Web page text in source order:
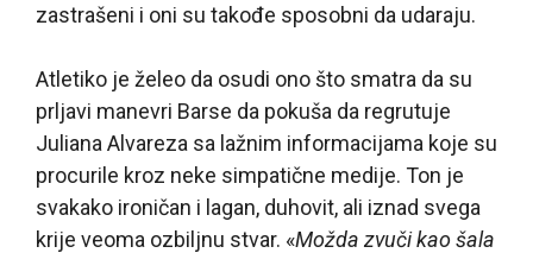
zastrašeni i oni su takođe sposobni da udaraju.
Atletiko je želeo da osudi ono što smatra da su
prljavi manevri Barse da pokuša da regrutuje
Juliana Alvareza sa lažnim informacijama koje su
procurile kroz neke simpatične medije. Ton je
svakako ironičan i lagan, duhovit, ali iznad svega
krije veoma ozbiljnu stvar. «Možda zvuči kao šala